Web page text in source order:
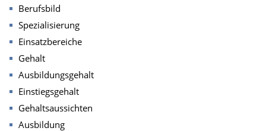
Berufsbild
Spezialisierung
Einsatzbereiche
Gehalt
Ausbildungsgehalt
Einstiegsgehalt
Gehaltsaussichten
Ausbildung